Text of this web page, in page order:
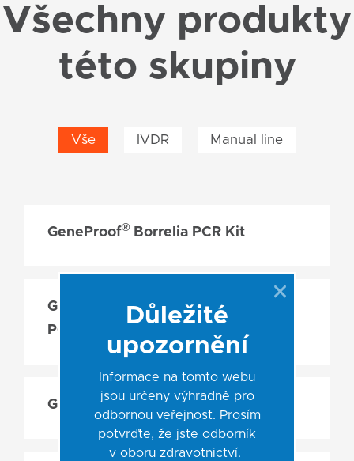
Všechny produkty
této skupiny
Vše IVDR Manual line
GeneProof® Borrelia PCR Kit
GeneProof
BK/JC Virus (BK/JC)
PCR Kit
GeneProof® Enterovirus PCR Kit
Důležité
upozornění
Informace na tomto webu
jsou určeny výhradně pro
odbornou veřejnost. Prosím
potvrďte, že jste odborník
v oboru zdravotnictví.